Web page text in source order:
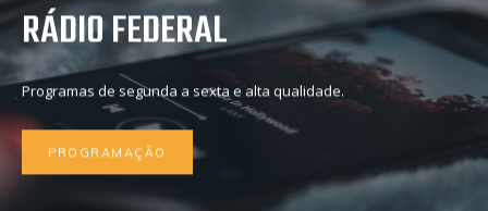
RÁDIO FEDERAL
Programas de segunda a sexta e alta qualidade.
PROGRAMAÇÃO